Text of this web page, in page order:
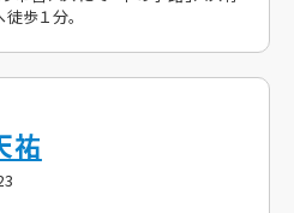
歩１分。
祐